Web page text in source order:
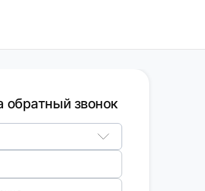
обратный звонок